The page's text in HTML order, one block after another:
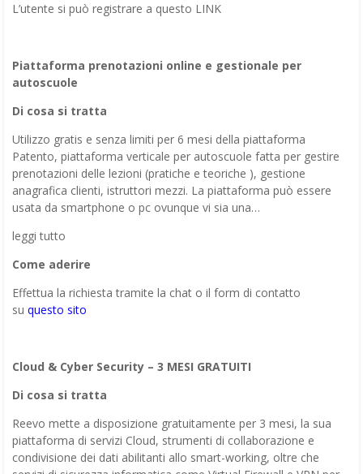
L’utente si può registrare a questo LINK
Piattaforma prenotazioni online e gestionale per
autoscuole
Di cosa si tratta
Utilizzo gratis e senza limiti per 6 mesi della piattaforma
Patento, piattaforma verticale per autoscuole fatta per gestire
prenotazioni delle lezioni (pratiche e teoriche ), gestione
anagrafica clienti, istruttori mezzi. La piattaforma può essere
usata da smartphone o pc ovunque vi sia una…
leggi tutto
Come aderire
Effettua la richiesta tramite la chat o il form di contatto
su questo sito
Cloud & Cyber Security – 3 MESI GRATUITI
Di cosa si tratta
Reevo mette a disposizione gratuitamente per 3 mesi, la sua
piattaforma di servizi Cloud, strumenti di collaborazione e
condivisione dei dati abilitanti allo smart-working, oltre che